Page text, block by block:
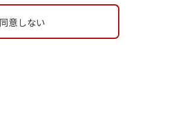
は識別できない場合でも、他の情報と容易
す。
同意しない